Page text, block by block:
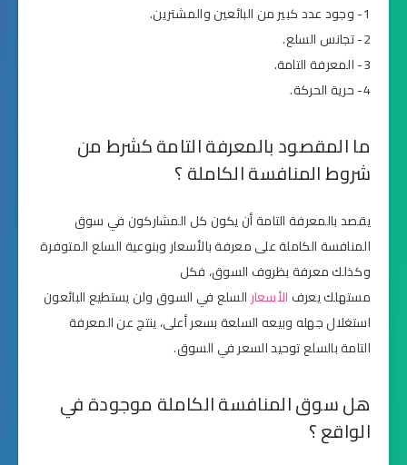
1- وجود عدد كبير من البائعين والمشترين.
2- تجانس السلع.
3- المعرفة التامة.
4- حرية الحركة.
ما المقصود بالمعرفة التامة كشرط من
شروط المنافسة الكاملة ؟
يقصد بالمعرفة التامة أن يكون كل المشاركون في سوق
المنافسة الكاملة على معرفة بالأسعار وبنوعية السلع المتوفرة
وكذلك معرفة بظروف السوق، فكل
مستهلك يعرف الأسعار السلع في السوق ولن يستطيع البائعون
استغلال جهله وبيعه السلعة بسعر أعلى، ينتج عن المعرفة
التامة بالسلع توحيد السعر في السوق.
هل سوق المنافسة الكاملة موجودة في
الواقع ؟